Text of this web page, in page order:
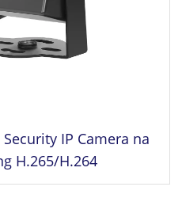
IP Camera na
H.265/H.264